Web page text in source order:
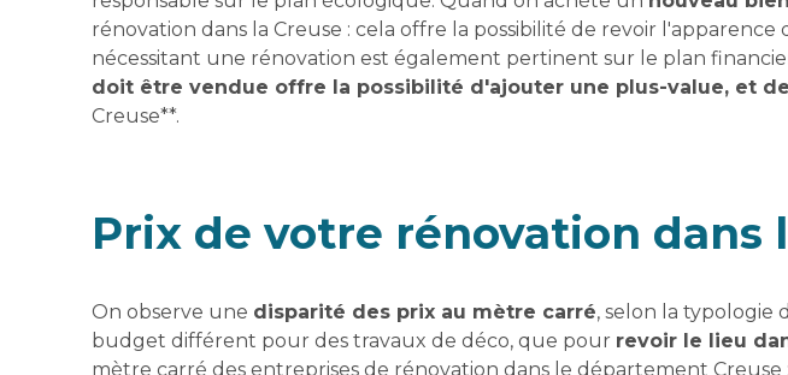
rénovation dans la Creuse : cela offre la possibilité de revoir
nécessitant une rénovation est également pertinent sur le plan
doit être vendue offre la possibilité d'ajouter une plus-value, et
Creuse**.
Prix de votre rénovation dans
On observe une disparité des prix au mètre carré, selon la typologie
budget différent pour des travaux de déco, que pour revoir le lieu
mètre carré des entreprises de rénovation dans le département Creuse :